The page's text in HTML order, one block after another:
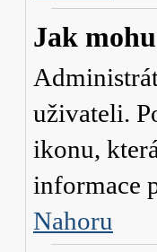
Jak
uživateli.
ikonu,
informace
Nahoru